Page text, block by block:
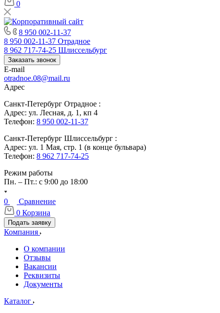
0
8 950 002-11-37
8 950 002-11-37 Отрадное
8 962 717-74-25 Шлиссельбург
Заказать звонок
E-mail
otradnoe.08@mail.ru
Адрес
Санкт-Петербург Отрадное :
Адрес: ул. Лесная, д. 1, кп 4
Телефон: 8 950 002-11-37
Санкт-Петербург Шлиссельбург :
Адрес: ул. 1 Мая, стр. 1 (в конце бульвара)
Телефон: 8 962 717-74-25
Режим работы
Пн. – Пт.: с 9:00 до 18:00
0
Сравнение
0 Корзина
Подать заявку
Компания
О компании
Отзывы
Вакансии
Реквизиты
Документы
Каталог